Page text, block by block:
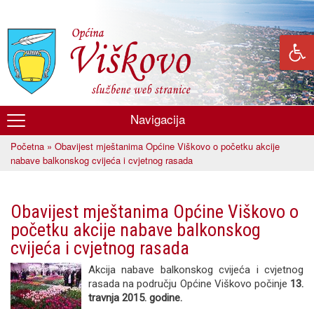
glavni
sadržaj
Općina
Viškovo
Navigacija
Vi ste ovdje
Početna » Obavijest mještanima Općine Viškovo o početku akcije
nabave balkonskog cvijeća i cvjetnog rasada
Obavijest mještanima Općine Viškovo o
početku akcije nabave balkonskog
cvijeća i cvjetnog rasada
Akcija nabave balkonskog cvijeća i cvjetnog
rasada na području Općine Viškovo počinje 13.
travnja 2015. godine.